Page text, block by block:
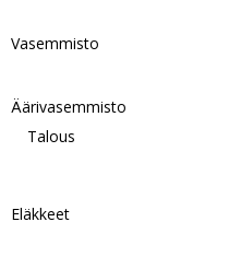
Vasemmisto
Äärivasemmisto
Talous
Eläkkeet